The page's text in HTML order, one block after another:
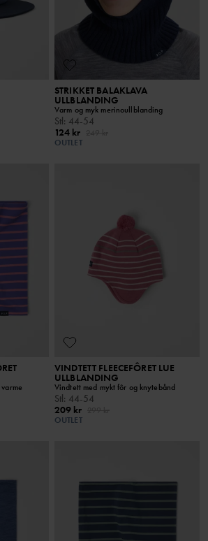
STRIKKET BALAKLAVA
ULLBLANDING
Varm og myk merinoullblanding
Stl: 44-54
124 kr
OUTLET
VINDTETT FLEECEFÔRET LUE
ULLBLANDING
Vindtett med mykt fôr og knytebånd
Stl: 44-54
209 kr
OUTLET